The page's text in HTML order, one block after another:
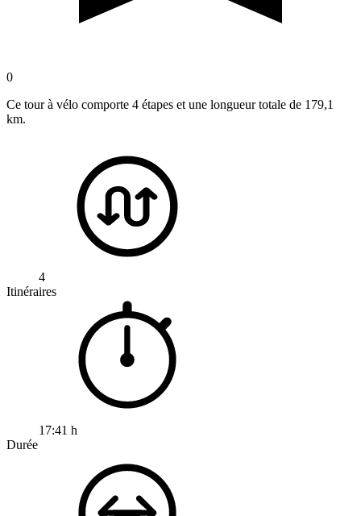
0
Ce tour à vélo comporte 4 étapes et une longueur totale de 179,1
km.
4
Itinéraires
17:41 h
Durée